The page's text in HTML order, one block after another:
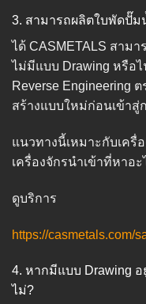
3. สามารถผลิตใบพัดปั๊ม
ได้ CASMETALS สาม
ไม่มีแบบ Drawing หรือ
Reverse Engineering
สร้างแบบใหม่ก่อนเข้าสู่
แนวทางนี้เหมาะกับเครื่
เครื่องจักรนำเข้าที่หาอ
ดูบริการ
https://casmetals.com/
4. หากมีแบบ Drawing
ไม่?